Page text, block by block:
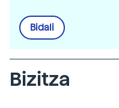
Bidali
Bizitza